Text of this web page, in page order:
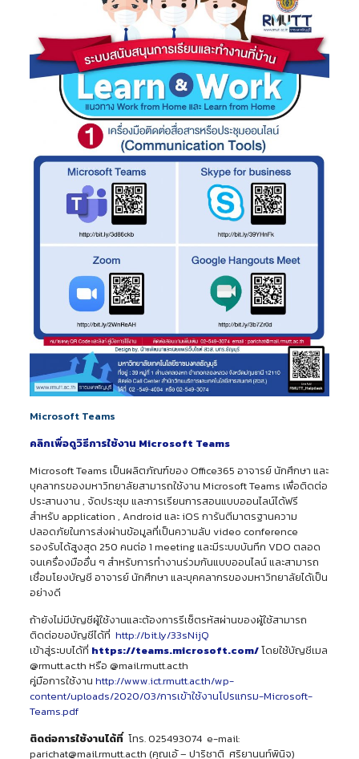
Microsoft Teams
คลิกเพื่อดูวิธีการใช้งาน Microsoft Teams
Microsoft Teams เป็นผลิตภัณฑ์ของ Office365 อาจารย์ นักศึกษา และ
บุคลากรของมหาวิทยาลัยสามารถใช้งาน Microsoft Teams เพื่อติดต่อ
ประสานงาน , จัดประชุม และการเรียนการสอนแบบออนไลน์ได้ฟรี
สำหรับ application , Android และ iOS การันตีมาตรฐานความ
ปลอดภัยในการส่งผ่านข้อมูลที่เป็นความลับ video conference
รองรับได้สูงสุด 250 คนต่อ 1 meeting และมีระบบบันทึก VDO ตลอด
จนเครื่องมืออื่น ๆ สำหรับการทำงานร่วมกันแบบออนไลน์ และสามารถ
เชื่อมโยงบัญชี อาจารย์ นักศึกษา และบุคคลากรของมหาวิทยาลัยได้เป็น
อย่างดี
ถ้ายังไม่มีบัญชีผู้ใช้งานและต้องการรีเซ็ตรหัสผ่านของผู้ใช้สามารถ
ติดต่อขอบัญชีได้ที่ http://bit.ly/33sNijQ
เข้าสู่ระบบได้ที่ https://teams.microsoft.com/โดยใช้บัญชีเมล
@rmutt.ac.th หรือ @mail.rmutt.ac.th
คู่มือการใช้งาน http://www.ict.rmutt.ac.th/wp-
content/uploads/2020/03/การเข้าใช้งานโปรแกรม-Microsoft-
Teams.pdf
ติดต่อการใช้งานได้ที่ โทร. 025493074 e-mail:
parichat@mail.rmutt.ac.th (คุณเอ้ – ปาริชาติ ศริยานนท์พินิจ)